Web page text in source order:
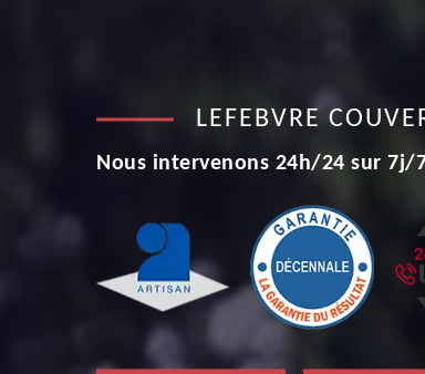
LEFEBVRE
Nous intervenons 24h/24 sur 7j/